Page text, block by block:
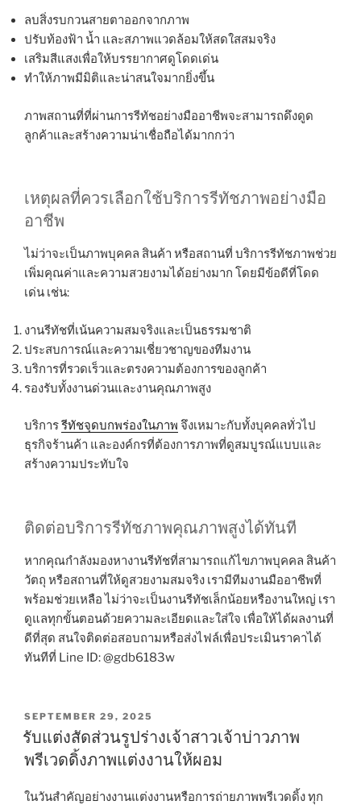
ลบสิ่งรบกวนสายตาออกจากภาพ
ปรับท้องฟ้า น้ำ และสภาพแวดล้อมให้สดใสสมจริง
เสริมสีแสงเพื่อให้บรรยากาศดูโดดเด่น
ทำให้ภาพมีมิติและน่าสนใจมากยิ่งขึ้น
ภาพสถานที่ที่ผ่านการรีทัชอย่างมืออาชีพจะสามารถดึงดูด
ลูกค้าและสร้างความน่าเชื่อถือได้มากกว่า
เหตุผลที่ควรเลือกใช้บริการรีทัชภาพอย่างมือ
อาชีพ
ไม่ว่าจะเป็นภาพบุคคล สินค้า หรือสถานที่ บริการรีทัชภาพช่วย
เพิ่มคุณค่าและความสวยงามได้อย่างมาก โดยมีข้อดีที่โดด
เด่น เช่น:
งานรีทัชที่เน้นความสมจริงและเป็นธรรมชาติ
ประสบการณ์และความเชี่ยวชาญของทีมงาน
บริการที่รวดเร็วและตรงความต้องการของลูกค้า
รองรับทั้งงานด่วนและงานคุณภาพสูง
บริการรีทัชจุดบกพร่องในภาพ จึงเหมาะกับทั้งบุคคลทั่วไป
ธุรกิจร้านค้า และองค์กรที่ต้องการภาพที่ดูสมบูรณ์แบบและ
สร้างความประทับใจ
ติดต่อบริการรีทัชภาพคุณภาพสูงได้ทันที
หากคุณกำลังมองหางานรีทัชที่สามารถแก้ไขภาพบุคคล สินค้า
วัตถุ หรือสถานที่ให้ดูสวยงามสมจริง เรามีทีมงานมืออาชีพที่
พร้อมช่วยเหลือ ไม่ว่าจะเป็นงานรีทัชเล็กน้อยหรืองานใหญ่ เรา
ดูแลทุกขั้นตอนด้วยความละเอียดและใส่ใจ เพื่อให้ได้ผลงานที่
ดีที่สุด สนใจติดต่อสอบถามหรือส่งไฟล์เพื่อประเมินราคาได้
ทันทีที่ Line ID: @gdb6183w
POSTED
ON
SEPTEMBER 29, 2025
รับแต่งสัดส่วนรูปร่างเจ้าสาวเจ้าบ่าวภาพ
พรีเวดดิ้งภาพแต่งงานให้ผอม
ในวันสำคัญอย่างงานแต่งงานหรือการถ่ายภาพพรีเวดดิ้ง ทุก